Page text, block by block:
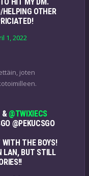
OTHER
1, 2022
joten
&@TWIXIECS
@PEKUCSGO
THE BOYS!
LAN, BUT STILL